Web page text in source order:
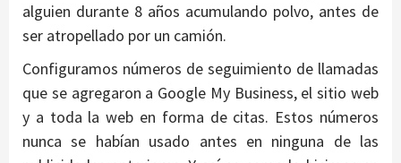
alguien durante 8 años acumulando polvo, antes de
ser atropellado por un camión.
Configuramos números de seguimiento de llamadas
que se agregaron a Google My Business, el sitio web
y a toda la web en forma de citas. Estos números
nunca se habían usado antes en ninguna de las